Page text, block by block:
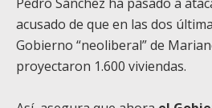
acusado de que en las dos
Gobierno “neoliberal” de
proyectaron 1.600 viviendas.